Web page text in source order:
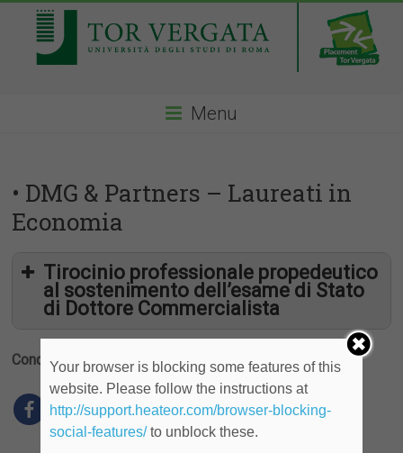
Menu
• DMG & Partners – Laureati in
Economia
Tirocinio professionale propedeutico
al sostenimento dell’esame di Stato
di Dottore Commercialista
DMG & Partners
CondividiYour browser is blocking some features of this
website. Please follow the instructions at
http://support.heateor.com/browser-blocking-
social-features/to unblock these.